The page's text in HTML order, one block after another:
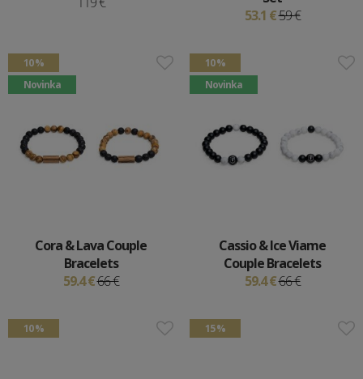
53.1 €59 €
10 %
Novinka
Cora & Lava Couple
Bracelets
59.4 €66 €
10 %
Novinka
Cassio & Ice Viame
Couple Bracelets
59.4 €66 €
10 % 15 %